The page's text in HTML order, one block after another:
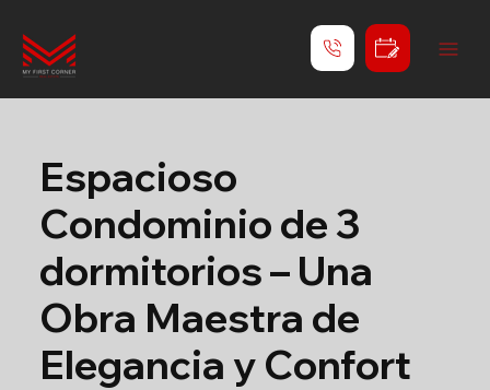
Espacioso
Condominio de 3
dormitorios – Una
Obra Maestra de
Elegancia y Confort